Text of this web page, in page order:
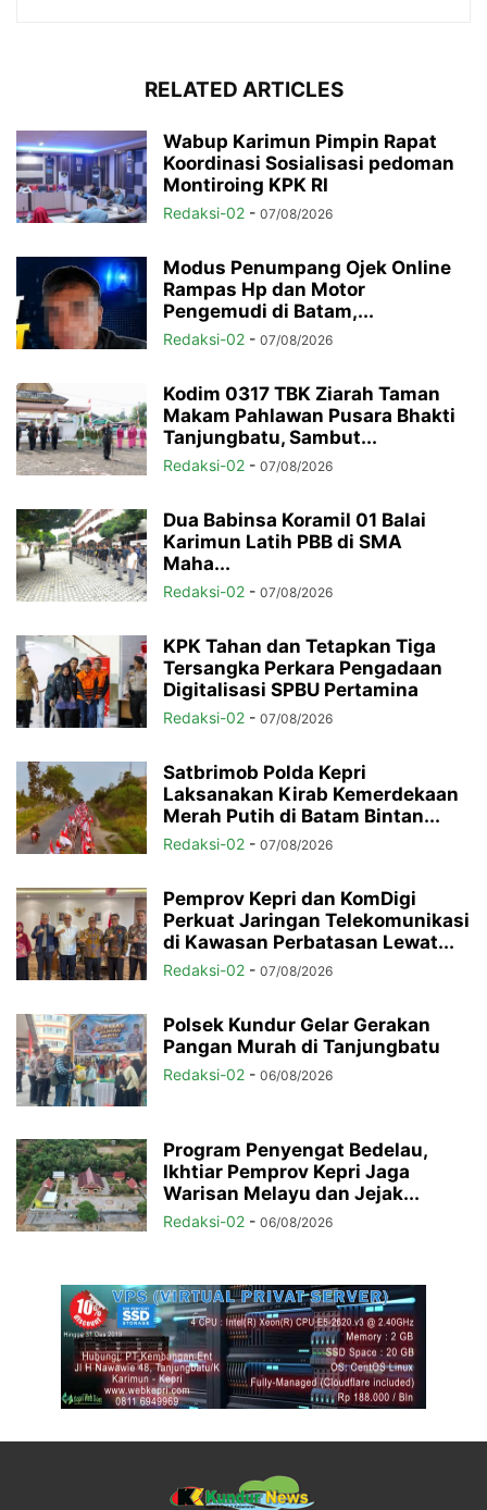
RELATED ARTICLES
Wabup Karimun Pimpin Rapat
Koordinasi Sosialisasi pedoman
Montiroing KPK RI
Redaksi-02 - 07/08/2026
Modus Penumpang Ojek Online
Rampas Hp dan Motor
Pengemudi di Batam,...
Redaksi-02 - 07/08/2026
Kodim 0317 TBK Ziarah Taman
Makam Pahlawan Pusara Bhakti
Tanjungbatu, Sambut...
Redaksi-02 - 07/08/2026
Dua Babinsa Koramil 01 Balai
Karimun Latih PBB di SMA
Maha...
Redaksi-02 - 07/08/2026
KPK Tahan dan Tetapkan Tiga
Tersangka Perkara Pengadaan
Digitalisasi SPBU Pertamina
Redaksi-02 - 07/08/2026
Satbrimob Polda Kepri
Laksanakan Kirab Kemerdekaan
Merah Putih di Batam Bintan...
Redaksi-02 - 07/08/2026
Pemprov Kepri dan KomDigi
Perkuat Jaringan Telekomunikasi
di Kawasan Perbatasan Lewat...
Redaksi-02 - 07/08/2026
Polsek Kundur Gelar Gerakan
Pangan Murah di Tanjungbatu
Redaksi-02 - 06/08/2026
Program Penyengat Bedelau,
Ikhtiar Pemprov Kepri Jaga
Warisan Melayu dan Jejak...
Redaksi-02 - 06/08/2026